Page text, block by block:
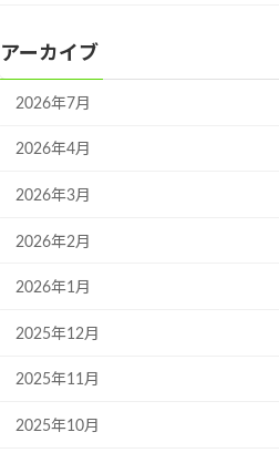
アーカイブ
2026年7月
2026年4月
2026年3月
2026年2月
2026年1月
2025年12月
2025年11月
2025年10月